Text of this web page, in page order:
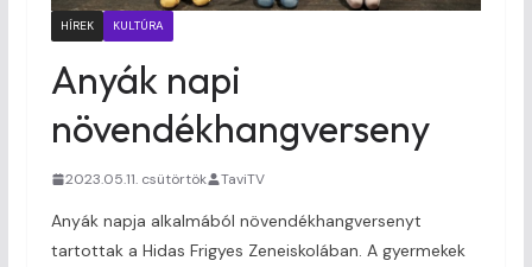
HÍREK KULTÚRA
Anyák napi
növendékhangverseny
2023.05.11. csütörtök TaviTV
Anyák napja alkalmából növendékhangversenyt
tartottak a Hidas Frigyes Zeneiskolában. A gyermekek